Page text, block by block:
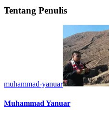
Tentang Penulis
muhammad-yanuar
Muhammad Yanuar